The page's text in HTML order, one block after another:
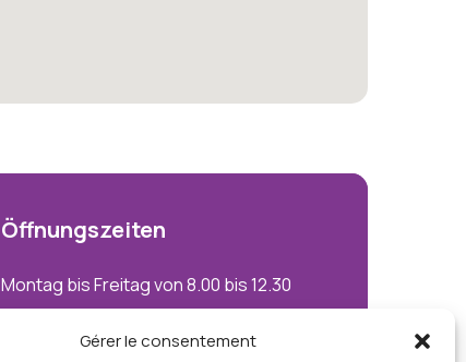
Gérer le consentement
Öffnungszeiten
Montag bis Freitag von 8.00 bis 12.30
Uhr und von 14.00 bis 18.00 Uhr
Samstags nur nach Vereinbarung